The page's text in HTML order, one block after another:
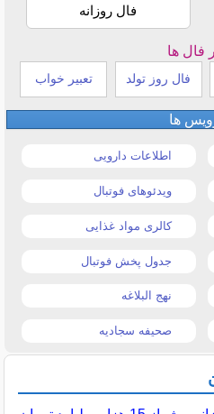
فال روزانه
فال ها
فال روز تولد تعبیر خواب
ها
اطلاعات دارویی
ویدئوهای فوتبال
کالری مواد غذایی
جدول پخش فوتبال
نهج البلاغه
صحیفه سجادیه